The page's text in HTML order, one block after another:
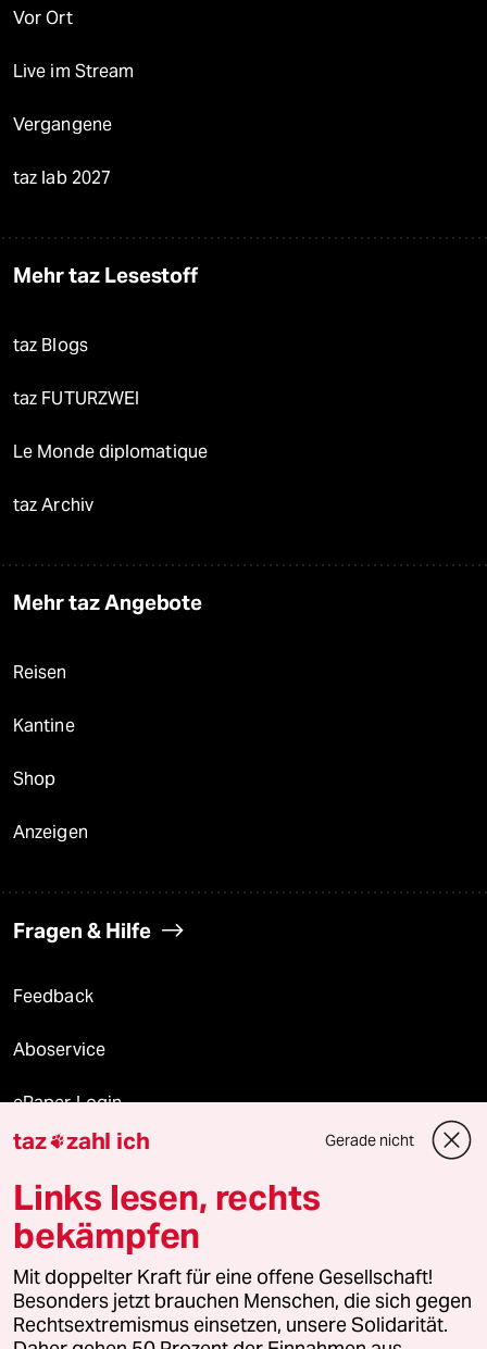
Vor Ort
Live im Stream
Vergangene
taz lab 2027
Mehr taz Lesestoff
taz Blogs
taz FUTURZWEI
Le Monde diplomatique
taz Archiv
Mehr taz Angebote
Reisen
Kantine
Shop
Anzeigen
Fragen & Hilfe
Feedback
Aboservice
ePaper Login
Downloads für Abonnierende
© 2026 taz Verlags und Vertriebs GmbH
Alle Rechte vorbehalten. Bei rechtlichen Fragen oder für Genehmigungen
wenden Sie sich bitte an lizenzen@taz.de
taz zahl ich Gerade nicht
Links lesen, rechts
bekämpfen
Mit doppelter Kraft für eine offene Gesellschaft!
Besonders jetzt brauchen Menschen, die sich gegen
Rechtsextremismus einsetzen, unsere Solidarität.